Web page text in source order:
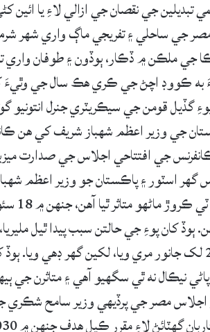
جي ساحلي ۽ تفريجي ماڳ واري شهر
جي ملڪن ۾ ڏڪار، ٻوڏون ۽ طوفان واري
به ڪووڊ اچڻ جي ڪري هڪ سال جي وٿيءَ
گڏيل قومن جي سيڪريٽري جنرل انتونيو
جي وزير اعظم شهباز شريف کي هن
جي افتتاحي اجلاس جي صدارت
گهر اسٽور ۽ پاڪستان جو وزير اعظم
ٻوڏ کان پوءِ جي حالتن سبب پيدا ٿيل
۾ 20 لک جانور مري ويا، لکين گهر ڊهي ويا.
نيڪال نه ٿي سگهيو آهي ۽ متاثرن
اجلاس مصر جي پرڏيهي وزير سامح